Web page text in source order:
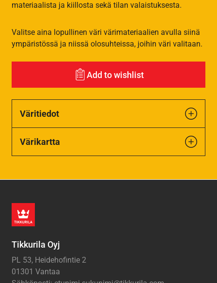
materiaalista ja kiillosta sekä tilan valaistuksesta.
Valitse aina lopullinen väri värimateriaalien avulla siinä
ympäristössä ja niissä olosuhteissa, joihin väri valitaan.
Add to wishlist
Väritiedot
Värikartta
Tikkurila Oyj
PL 53, Heidehofintie 2
01301 Vantaa